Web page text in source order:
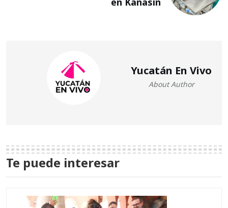
Yucatán En Vivo
About Author
Te puede interesar